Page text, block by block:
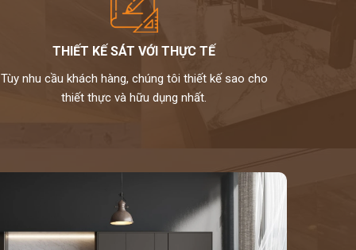
THIẾT KẾ SÁT VỚI THỰC TẾ
Tùy nhu cầu khách hàng, chúng tôi thiết kế sao cho
thiết thực và hữu dụng nhất.